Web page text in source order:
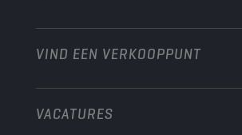
Industrie
Scheepvaart
Heavy-Duty
VIND EEN VERKOOPPUNT
VACATURES